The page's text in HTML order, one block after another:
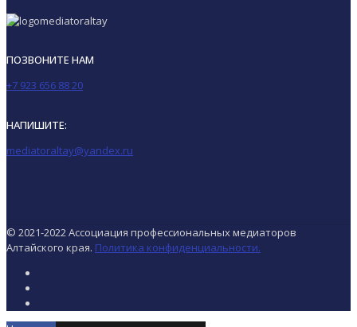
ПОЗВОНИТЕ НАМ
+7 923 656 88 20
НАПИШИТЕ:
mediatoraltay@yandex.ru
© 2021-2022 Ассоциация профессиональных медиаторов
Алтайского края. Политика конфиденциальности.